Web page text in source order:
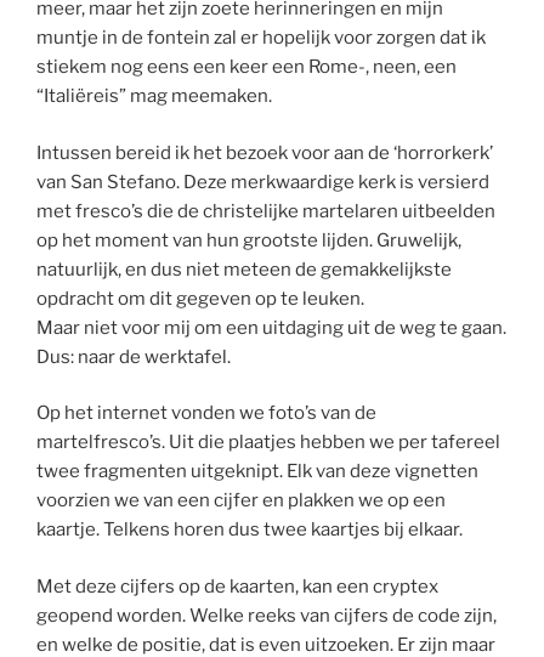
meer, maar het zijn zoete herinneringen en mijn
muntje in de fontein zal er hopelijk voor zorgen dat ik
stiekem nog eens een keer een Rome-, neen, een
“Italiëreis” mag meemaken.
Intussen bereid ik het bezoek voor aan de ‘horrorkerk’
van San Stefano. Deze merkwaardige kerk is versierd
met fresco’s die de christelijke martelaren uitbeelden
op het moment van hun grootste lijden. Gruwelijk,
natuurlijk, en dus niet meteen de gemakkelijkste
opdracht om dit gegeven op te leuken.
Maar niet voor mij om een uitdaging uit de weg te gaan.
Dus: naar de werktafel.
Op het internet vonden we foto’s van de
martelfresco’s. Uit die plaatjes hebben we per tafereel
twee fragmenten uitgeknipt. Elk van deze vignetten
voorzien we van een cijfer en plakken we op een
kaartje. Telkens horen dus twee kaartjes bij elkaar.
Met deze cijfers op de kaarten, kan een cryptex
geopend worden. Welke reeks van cijfers de code zijn,
en welke de positie, dat is even uitzoeken. Er zijn maar